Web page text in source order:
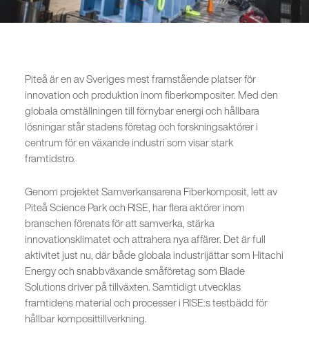
Piteå är en av Sveriges mest framstående platser för
innovation och produktion inom fiberkompositer. Med den
globala omställningen till förnybar energi och hållbara
lösningar står stadens företag och forskningsaktörer i
centrum för en växande industri som visar stark
framtidstro.
Genom projektet Samverkansarena Fiberkomposit, lett av
Piteå Science Park och RISE, har flera aktörer inom
branschen förenats för att samverka, stärka
innovationsklimatet och attrahera nya affärer. Det är full
aktivitet just nu, där både globala industrijättar som Hitachi
Energy och snabbväxande småföretag som Blade
Solutions driver på tillväxten. Samtidigt utvecklas
framtidens material och processer i RISE:s testbädd för
hållbar komposittillverkning.